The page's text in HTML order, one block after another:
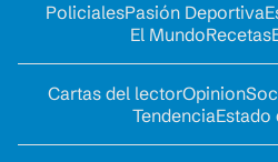
PolicialesPasión Deportiva
El MundoRecetas
Cartas del lectorOpinion
TendenciaEstado